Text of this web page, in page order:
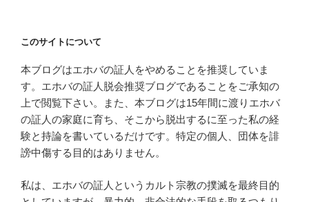
このサイトについて
本ブログはエホバの証人をやめることを推奨していま
す。エホバの証人脱会推奨ブログであることをご承知の
上で閲覧下さい。また、本ブログは15年間に渡りエホバ
の証人の家庭に育ち、そこから脱出するに至った私の経
験と持論を書いているだけです。特定の個人、団体を誹
謗中傷する目的はありません。
私は、エホバの証人というカルト宗教の撲滅を最終目的